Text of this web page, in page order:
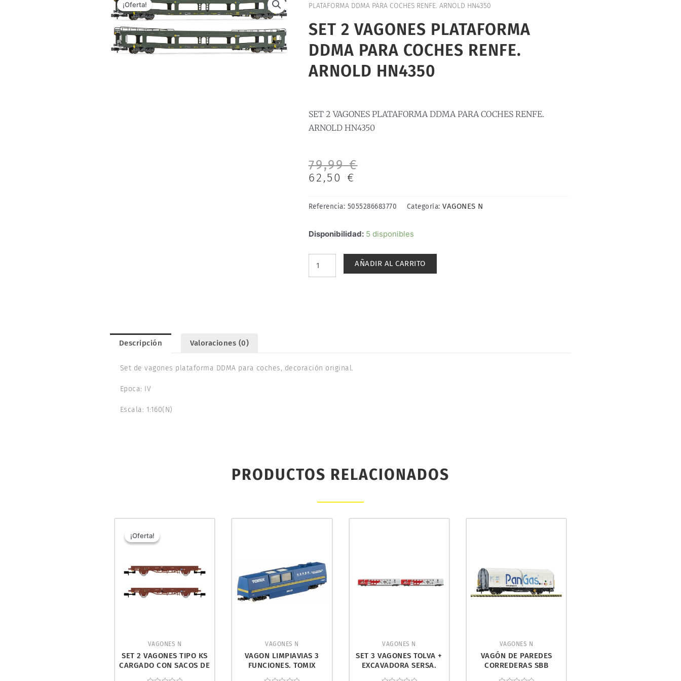
¡Oferta!
PLATAFORMA DDMA PARA COCHES RENFE. ARNOLD HN4350
SET 2 VAGONES PLATAFORMA
DDMA PARA COCHES RENFE.
ARNOLD HN4350
SET 2 VAGONES PLATAFORMA DDMA PARA COCHES RENFE.
ARNOLD HN4350
79,99€
El
precio
era:
79,99 €.
62,50 €
El
precio
es:
62,50 €.
Referencia: 5055286683770 Categoría:VAGONES N
Disponibilidad: 5 disponibles
SET
PLATAFORMA
cantidad
AÑADIR AL CARRITO
Descripción Valoraciones (0)
Set de vagones plataforma DDMA para coches, decoración original.
Epoca: IV
Escala: 1:160(N)
PRODUCTOS RELACIONADOS
¡Oferta!
¡Oferta!
VAGONES N
SET 2 VAGONES TIPO KS
CARGADO CON SACOS DE
82,90 €.66,01 €.
VAGONES N
VAGON LIMPIAVIAS 3
FUNCIONES. TOMIX
VAGONES N
SET 3 VAGONES TOLVA +
EXCAVADORA SERSA.
VAGONES N
VAGÓN DE PAREDES
CORREDERAS SBB